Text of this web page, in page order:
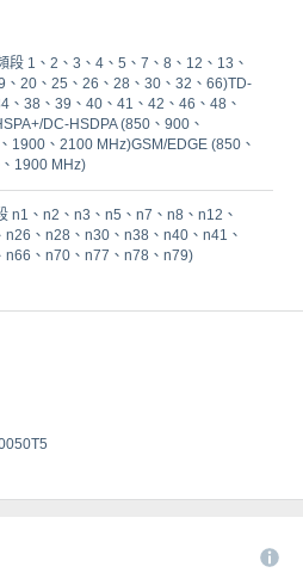
段 1、2、3、4、5、7、8、12、13、
、20、25、26、28、30、32、66)TD-
、38、39、40、41、42、46、48、
DC-HSDPA (850、900、
1900、2100 MHz)GSM/EDGE (850、
1900 MHz)
n1、n2、n3、n5、n7、n8、n12、
n26、n28、n30、n38、n40、n41、
n66、n70、n77、n78、n79)